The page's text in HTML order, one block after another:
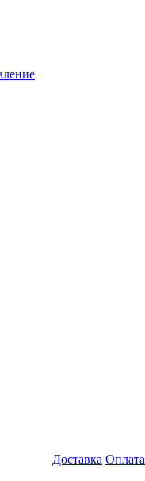
Доставка Оплата